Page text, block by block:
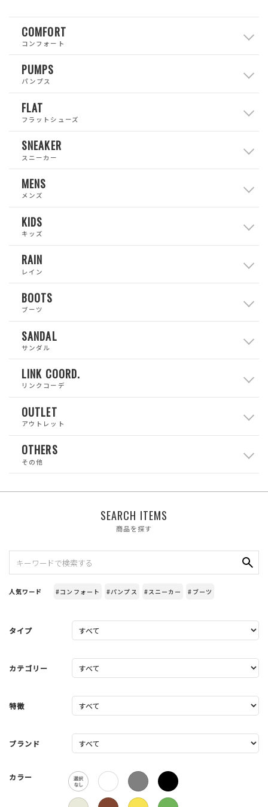
COMFORT
コンフォート
PUMPS
パンプス
FLAT
フラットシューズ
SNEAKER
スニーカー
MENS
メンズ
KIDS
キッズ
RAIN
レイン
BOOTS
ブーツ
SANDAL
サンダル
LINK COORD.
リンクコーデ
OUTLET
アウトレット
OTHERS
その他
SEARCH ITEMS
商品を探す
人気ワード #コンフォート #パンプス #スニーカー #ブーツ
タイプ
カテゴリー
特徴
ブランド
カラー